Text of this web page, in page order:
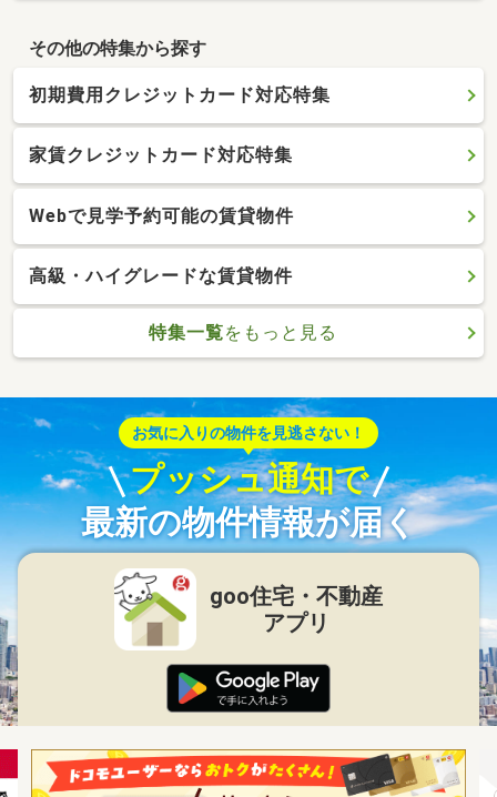
その他の特集から探す
初期費用クレジットカード対応特集
家賃クレジットカード対応特集
Webで見学予約可能の賃貸物件
高級・ハイグレードな賃貸物件
特集一覧をもっと見る
お気に入りの物件を見逃さない！
プッシュ通知で
最新の物件情報が届く
goo住宅・不動産
アプリ